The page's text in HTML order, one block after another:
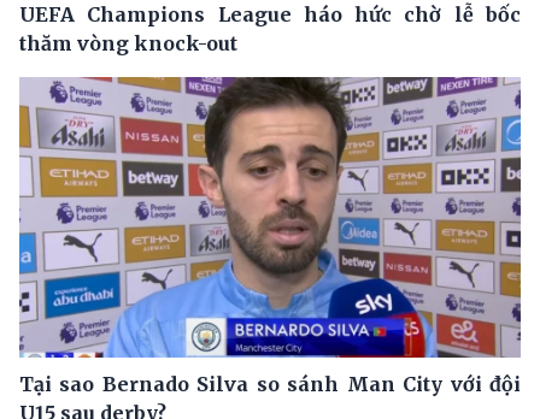
UEFA Champions League háo hức chờ lễ bốc
thăm vòng knock-out
Tại sao Bernado Silva so sánh Man City với đội
U15 sau derby?